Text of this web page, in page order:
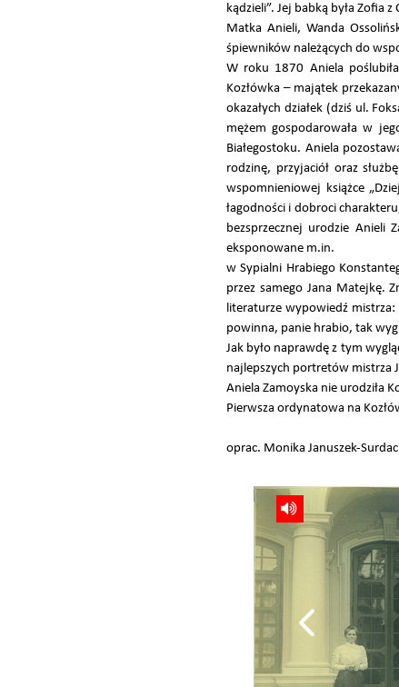
kądzieli”. Jej babką była Zofia
Matka Anieli, Wanda
śpiewników należących do
W roku 1870 Aniela
Kozłówka – majątek
okazałych działek (dziś ul.
mężem gospodarowała w
Białegostoku. Aniela
rodzinę, przyjaciół oraz
wspomnieniowej książce
łagodności i dobroci
bezsprzecznej urodzie Anieli
eksponowane m.in.
w Sypialni Hrabiego
przez samego Jana Matejkę.
literaturze wypowiedź
powinna, panie hrabio, tak
Jak było naprawdę z tym
najlepszych portretów mistrza
Aniela Zamoyska nie urodziła
Pierwsza ordynatowa na
oprac. Monika Januszek-